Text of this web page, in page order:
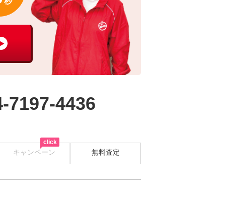
7197-4436
キャンペーン 無料査定
click